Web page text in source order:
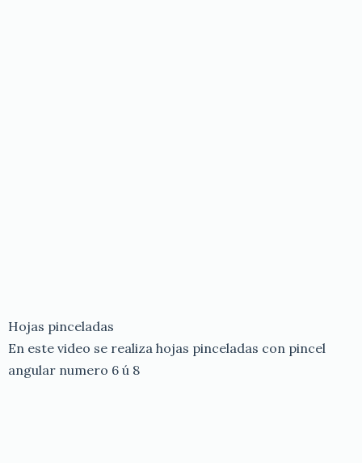
Hojas pinceladas
En este video se realiza hojas pinceladas con pincel
angular numero 6 ú 8